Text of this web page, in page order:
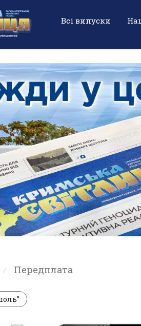
Всі випуски
⁄ Передплата